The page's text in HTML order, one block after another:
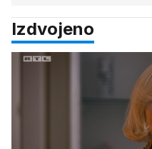
Izdvojeno